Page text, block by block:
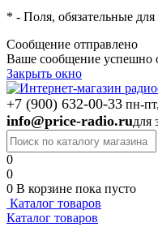
* - Поля, обязательные
Сообщение отправлено
Ваше сообщение успешно
Закрыть окно
+7 (900) 632-00-33 пн-
info@price-radio.ruдля
0
0
0 В корзине пока пусто
Каталог товаров
Каталог товаров